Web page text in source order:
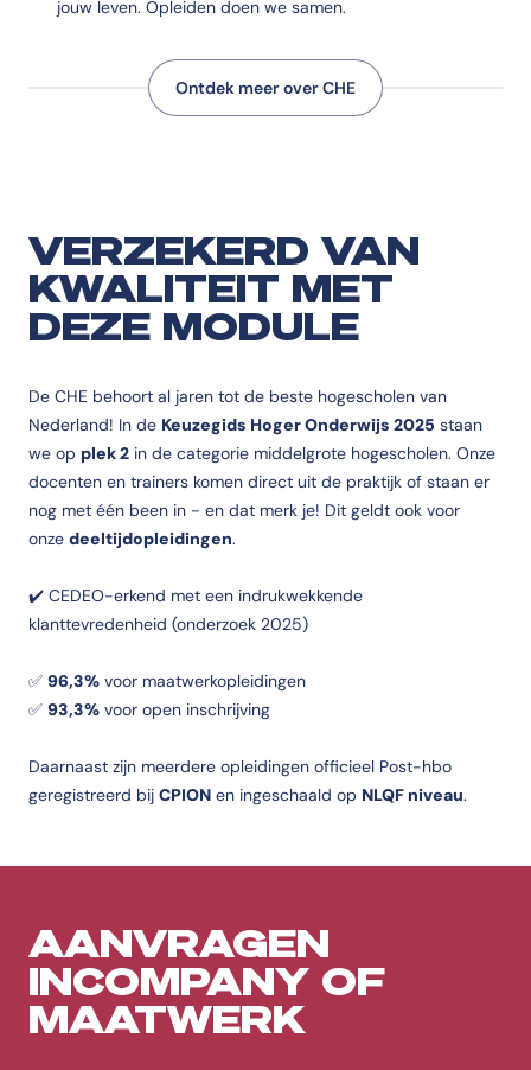
jouw leven. Opleiden doen we samen.
Ontdek meer over CHE
VERZEKERD VAN
KWALITEIT MET
DEZE MODULE
De CHE behoort al jaren tot de beste hogescholen van
Nederland! In de Keuzegids Hoger Onderwijs 2025 staan
we op plek 2 in de categorie middelgrote hogescholen. Onze
docenten en trainers komen direct uit de praktijk of staan er
nog met één been in - en dat merk je! Dit geldt ook voor
onze deeltijdopleidingen.
✔️ CEDEO-erkend met een indrukwekkende
klanttevredenheid (onderzoek 2025)
✅ 96,3% voor maatwerkopleidingen
✅ 93,3% voor open inschrijving
Daarnaast zijn meerdere opleidingen officieel Post-hbo
geregistreerd bij CPION en ingeschaald op NLQF niveau.
AANVRAGEN
INCOMPANY OF
MAATWERK